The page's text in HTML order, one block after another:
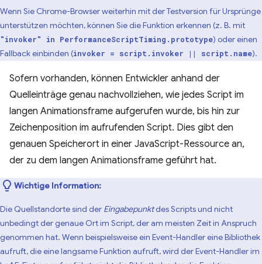
Wenn Sie Chrome-Browser weiterhin mit der Testversion für Ursprünge
unterstützen möchten, können Sie die Funktion erkennen (z. B. mit
"invoker" in PerformanceScriptTiming.prototype) oder einen
Fallback einbinden (invoker = script.invoker || script.name).
Sofern vorhanden, können Entwickler anhand der
Quelleinträge genau nachvollziehen, wie jedes Script im
langen Animationsframe aufgerufen wurde, bis hin zur
Zeichenposition im aufrufenden Script. Dies gibt den
genauen Speicherort in einer JavaScript-Ressource an,
der zu dem langen Animationsframe geführt hat.
Wichtige Information:
Die Quellstandorte sind der Eingabepunktdes Scripts und nicht
unbedingt der genaue Ort im Script, der am meisten Zeit in Anspruch
genommen hat. Wenn beispielsweise ein Event-Handler eine Bibliothek
aufruft, die eine langsame Funktion aufruft, wird der Event-Handler im